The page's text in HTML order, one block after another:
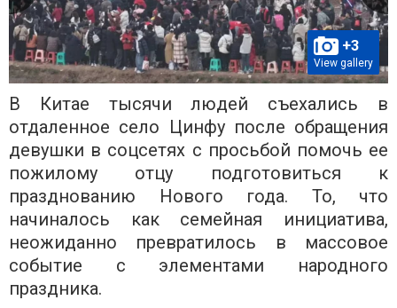
+3
View gallery
В Китае тысячи людей съехались в
отдаленное село Цинфу после обращения
девушки в соцсетях с просьбой помочь ее
пожилому отцу подготовиться к
празднованию Нового года. То, что
начиналось как семейная инициатива,
неожиданно превратилось в массовое
событие с элементами народного
праздника.